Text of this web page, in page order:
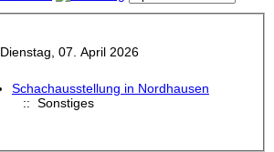
Dienstag, 07. April 2026
Schachausstellung in Nordhausen
:: Sonstiges